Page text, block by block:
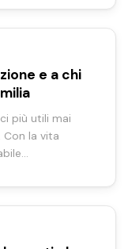
e a chi
più utili mai
la vita